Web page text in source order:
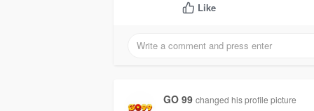
Like
GO 99 changed his profile picture